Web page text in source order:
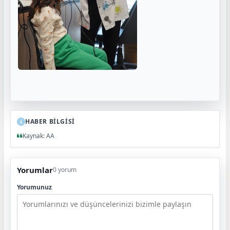
HABER BİLGİSİ
Kaynak: AA
Yorumlar0 yorum
Yorumunuz